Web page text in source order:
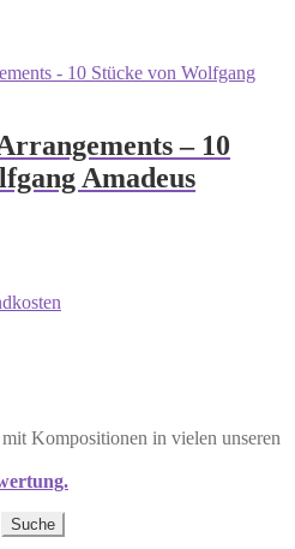
– 10
Amadeus
Kompositionen in vielen unseren
Suche